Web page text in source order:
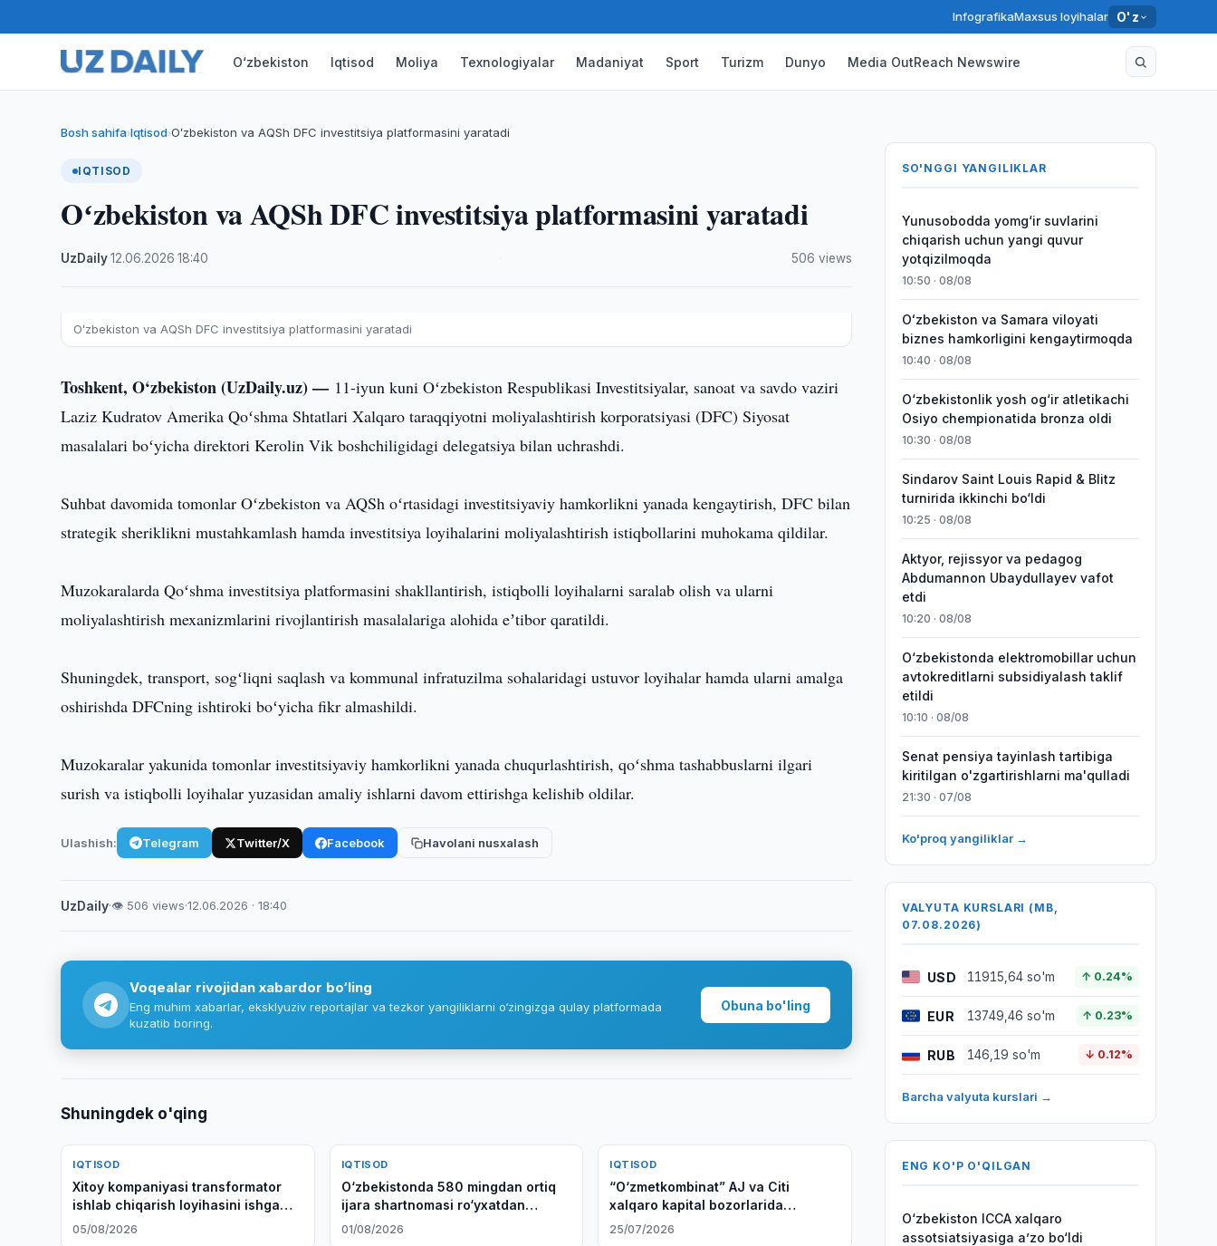
InfografikaMaxsus loyihalar O'z
O‘zbekiston Iqtisod Moliya Texnologiyalar Madaniyat Sport Turizm Dunyo Media OutReach Newswire
Bosh sahifa›Iqtisod›Oʻzbekiston va AQSh DFC investitsiya platformasini yaratadi
IQTISOD
Oʻzbekiston va AQSh DFC investitsiya platformasini yaratadi
UzDaily·12.06.2026 ·18:40 506 views
Oʻzbekiston va AQSh DFC investitsiya platformasini yaratadi
Toshkent, O‘zbekiston (UzDaily.uz) — 11-iyun kuni Oʻzbekiston Respublikasi Investitsiyalar, sanoat va savdo vaziri
Laziz Kudratov Amerika Qoʻshma Shtatlari Xalqaro taraqqiyotni moliyalashtirish korporatsiyasi (DFC) Siyosat
masalalari boʻyicha direktori Kerolin Vik boshchiligidagi delegatsiya bilan uchrashdi.
Suhbat davomida tomonlar Oʻzbekiston va AQSh oʻrtasidagi investitsiyaviy hamkorlikni yanada kengaytirish, DFC bilan
strategik sheriklikni mustahkamlash hamda investitsiya loyihalarini moliyalashtirish istiqbollarini muhokama qildilar.
Muzokaralarda Qoʻshma investitsiya platformasini shakllantirish, istiqbolli loyihalarni saralab olish va ularni
moliyalashtirish mexanizmlarini rivojlantirish masalalariga alohida eʼtibor qaratildi.
Shuningdek, transport, sogʻliqni saqlash va kommunal infratuzilma sohalaridagi ustuvor loyihalar hamda ularni amalga
oshirishda DFCning ishtiroki boʻyicha fikr almashildi.
Muzokaralar yakunida tomonlar investitsiyaviy hamkorlikni yanada chuqurlashtirish, qoʻshma tashabbuslarni ilgari
surish va istiqbolli loyihalar yuzasidan amaliy ishlarni davom ettirishga kelishib oldilar.
Ulashish: Telegram Twitter/X Facebook Havolani nusxalash
UzDaily·👁 506 views·12.06.2026 · 18:40
Voqealar rivojidan xabardor bo‘ling
Eng muhim xabarlar, eksklyuziv reportajlar va tezkor yangiliklarni o‘zingizga qulay platformada
kuzatib boring.
Obuna bo'ling
Shuningdek o'qing
IQTISOD
Xitoy kompaniyasi transformator
ishlab chiqarish loyihasini ishga
tushiradi
05/08/2026
IQTISOD
O‘zbekistonda 580 mingdan ortiq
ijara shartnomasi ro‘yxatdan
o‘tkazildi
01/08/2026
IQTISOD
“O‘zmetkombinat” AJ va Citi
xalqaro kapital bozorlarida
hamkorlik bo‘yicha memorandum
25/07/2026
SO'NGGI YANGILIKLAR
Yunusobodda yomg‘ir suvlarini
chiqarish uchun yangi quvur
yotqizilmoqda
10:50 · 08/08
Oʻzbekiston va Samara viloyati
biznes hamkorligini kengaytirmoqda
10:40 · 08/08
O‘zbekistonlik yosh og‘ir atletikachi
Osiyo chempionatida bronza oldi
10:30 · 08/08
Sindarov Saint Louis Rapid & Blitz
turnirida ikkinchi bo‘ldi
10:25 · 08/08
Aktyor, rejissyor va pedagog
Abdumannon Ubaydullayev vafot
etdi
10:20 · 08/08
O‘zbekistonda elektromobillar uchun
avtokreditlarni subsidiyalash taklif
etildi
10:10 · 08/08
Senat pensiya tayinlash tartibiga
kiritilgan o'zgartirishlarni ma'qulladi
21:30 · 07/08
Ko'proq yangiliklar →
VALYUTA KURSLARI (MB,
07.08.2026)
USD 11915,64 so'm ↑ 0.24%
EUR 13749,46 so'm ↑ 0.23%
RUB 146,19 so'm ↓ 0.12%
Barcha valyuta kurslari →
ENG KO'P O'QILGAN
O‘zbekiston ICCA xalqaro
assotsiatsiyasiga aʼzo bo‘ldi